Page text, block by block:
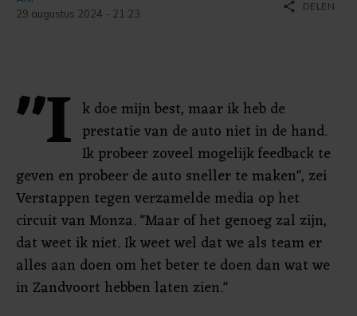
29 augustus 2024 - 21:23
share DELEN
"I k doe mijn best, maar ik heb de
prestatie van de auto niet in de hand.
Ik probeer zoveel mogelijk feedback te
geven en probeer de auto sneller te maken", zei
Verstappen tegen verzamelde media op het
circuit van Monza. "Maar of het genoeg zal zijn,
dat weet ik niet. Ik weet wel dat we als team er
alles aan doen om het beter te doen dan wat we
in Zandvoort hebben laten zien."